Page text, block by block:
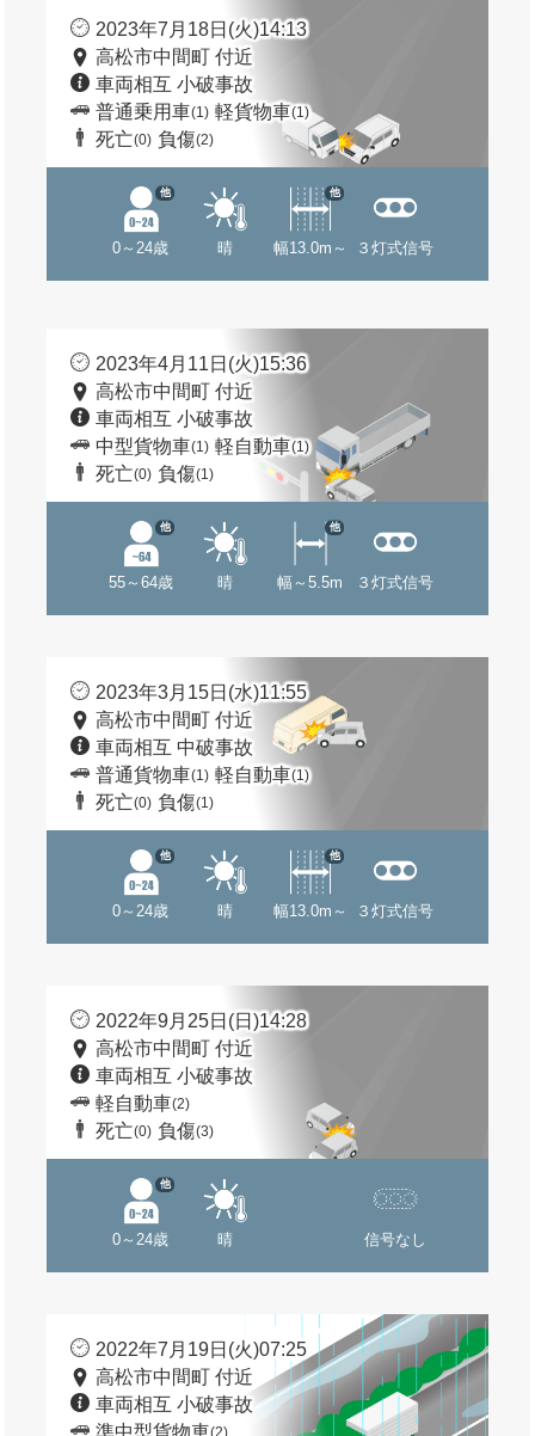
2023年7月18日(火)14:13
高松市中間町 付近
車両相互 小破事故
普通乗用車(1) 軽貨物車(1)
死亡(0) 負傷(2)
0～24歳
他
晴 幅13.0m～
他
３灯式信号
2023年4月11日(火)15:36
高松市中間町 付近
車両相互 小破事故
中型貨物車(1) 軽自動車(1)
死亡(0) 負傷(1)
55～64歳
他
晴 幅～5.5m
他
３灯式信号
2023年3月15日(水)11:55
高松市中間町 付近
車両相互 中破事故
普通貨物車(1) 軽自動車(1)
死亡(0) 負傷(1)
0～24歳
他
晴 幅13.0m～
他
３灯式信号
2022年9月25日(日)14:28
高松市中間町 付近
車両相互 小破事故
軽自動車(2)
死亡(0) 負傷(3)
0～24歳
他
晴 信号なし
2022年7月19日(火)07:25
高松市中間町 付近
車両相互 小破事故
準中型貨物車(2)